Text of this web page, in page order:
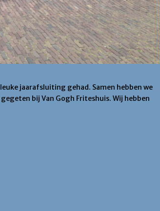
jaarafsluiting gehad. Samen hebben we
bij Van Gogh Friteshuis. Wij hebben